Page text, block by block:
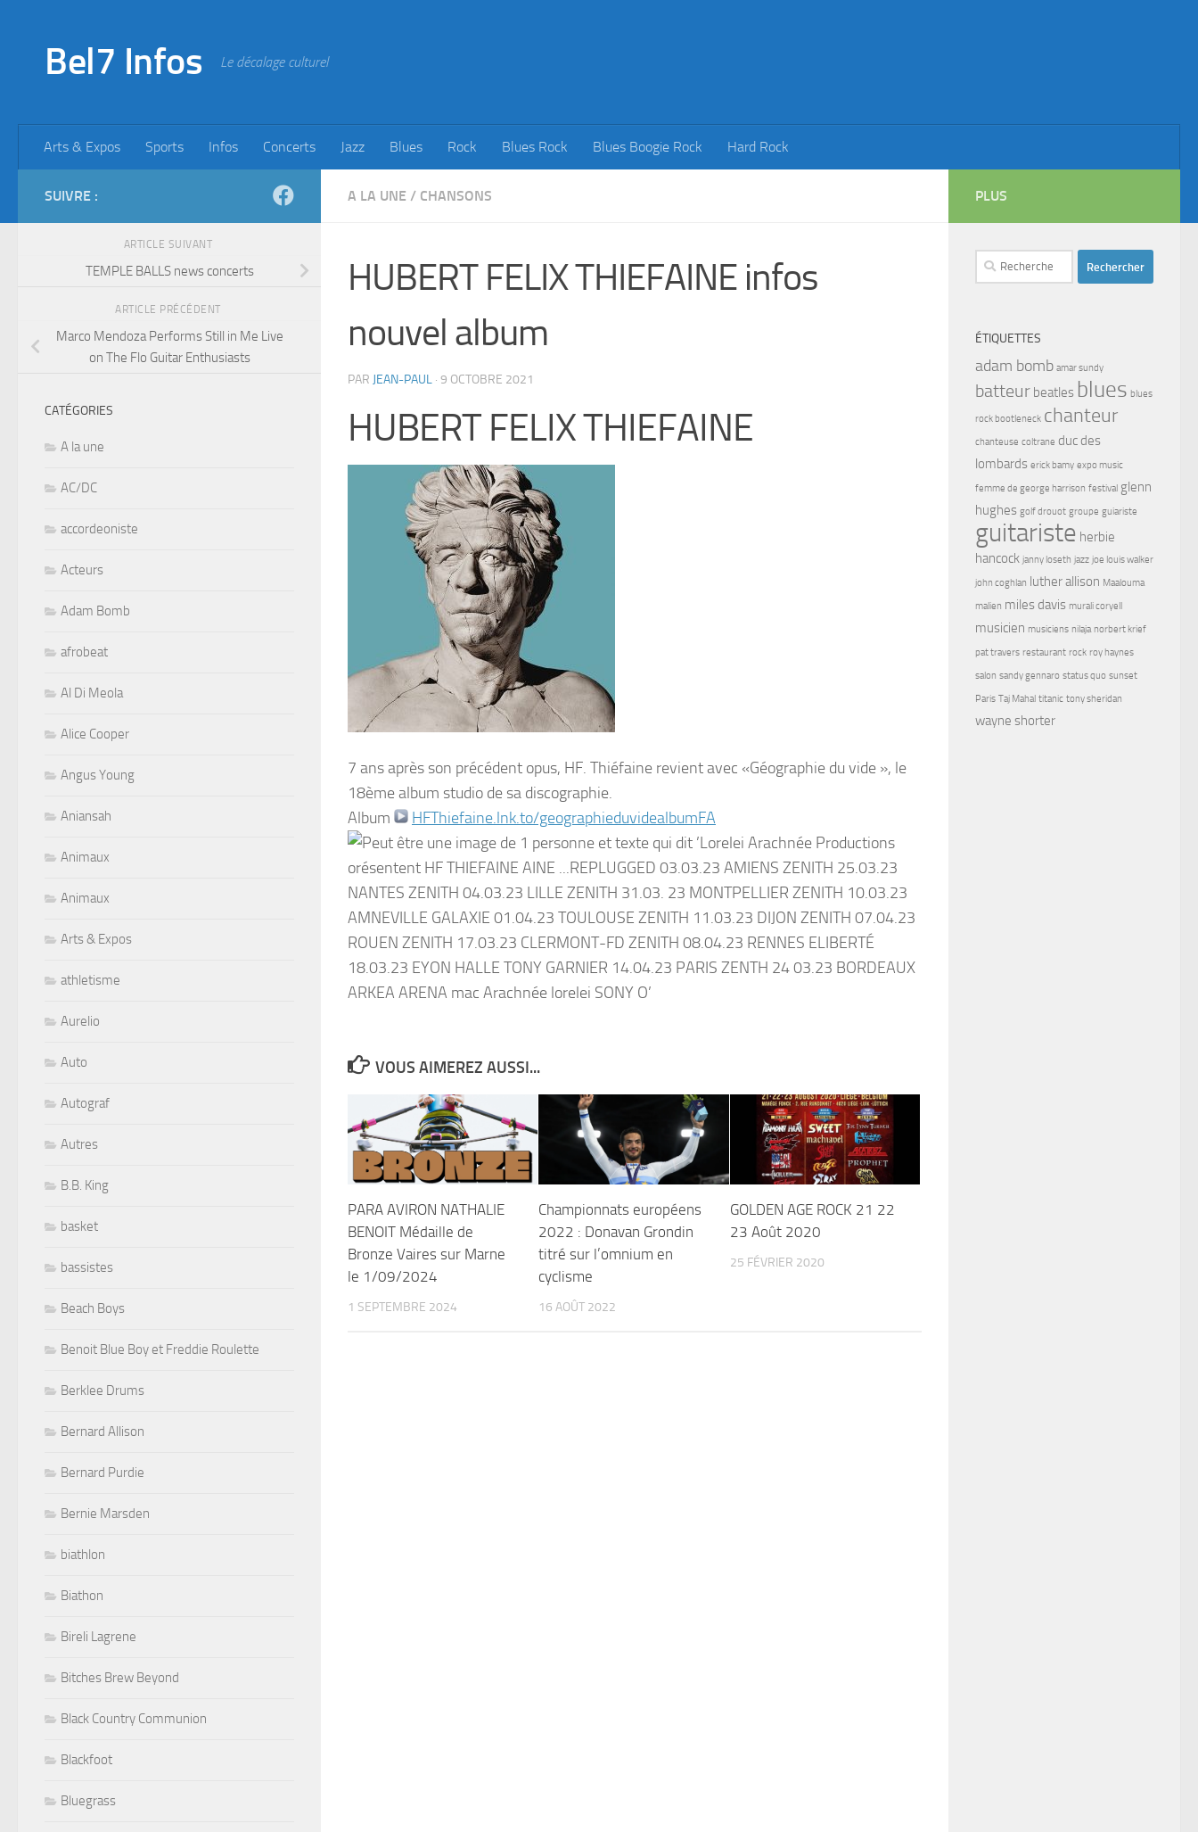
Bel7 Infos Le décalage culturel
Arts & Expos Sports Infos Concerts Jazz Blues Rock Blues Rock Blues Boogie Rock Hard Rock
A LA UNE / CHANSONS
HUBERT FELIX THIEFAINE infos
nouvel album
PAR JEAN-PAUL · 9 OCTOBRE 2021
HUBERT FELIX THIEFAINE
7 ans après son précédent opus, HF. Thiéfaine revient avec «Géographie du vide », le
18ème album studio de sa discographie.
Album
HFThiefaine.lnk.to/geographieduvidealbumFA
VOUS AIMEREZ AUSSI...
PARA AVIRON NATHALIE
BENOIT Médaille de
Bronze Vaires sur Marne
le 1/09/2024
1 SEPTEMBRE 2024
Championnats européens
2022 : Donavan Grondin
titré sur l’omnium en
cyclisme
16 AOÛT 2022
GOLDEN AGE ROCK 21 22
23 Août 2020
25 FÉVRIER 2020
SUIVRE :
ARTICLE SUIVANT
TEMPLE BALLS news concerts
ARTICLE PRÉCÉDENT
Marco Mendoza Performs Still in Me Live
on The Flo Guitar Enthusiasts
CATÉGORIES
A la une
AC/DC
accordeoniste
Acteurs
Adam Bomb
afrobeat
Al Di Meola
Alice Cooper
Angus Young
Aniansah
Animaux
Animaux
Arts & Expos
athletisme
Aurelio
Auto
Autograf
Autres
B.B. King
basket
bassistes
Beach Boys
Benoit Blue Boy et Freddie Roulette
Berklee Drums
Bernard Allison
Bernard Purdie
Bernie Marsden
biathlon
Biathon
Bireli Lagrene
Bitches Brew Beyond
Black Country Communion
Blackfoot
Bluegrass
PLUS
Rechercher :
ÉTIQUETTES
adam bomb amar sundy
batteur beatles blues blues
rock bootleneck chanteur
chanteuse coltrane duc des
lombards erick bamy expo music
femme de george harrison festival glenn
hughes golf drouot groupe guiariste
guitariste herbie
hancock janny loseth jazz joe louis walker
john coghlan luther allison Maalouma
malien miles davis murali coryell
musicien musiciens nilaja norbert krief
pat travers restaurant rock roy haynes
salon sandy gennaro status quo sunset
Paris Taj Mahal titanic tony sheridan
wayne shorter